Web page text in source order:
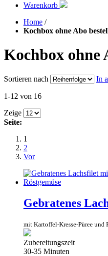
Warenkorb
Home /
Kochbox ohne Abo
Kochbox ohne
Sortieren nach In
1-12 von 16
Zeige
Seite:
1
2
Vor
Gebratenes
mit Kartoffel-Kresse-Püree und
Zubereitungszeit
30-35 Minuten